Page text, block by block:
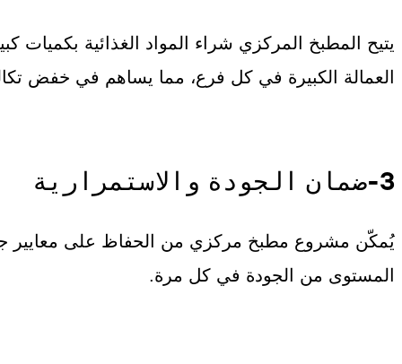
يتيح المطبخ المركزي شراء المواد الغذائية
العمالة الكبيرة في كل فرع، مما يساهم في خفض
3-ضمان الجودة والاستمرارية
يُمكّن مشروع مطبخ مركزي من الحفاظ على معايير
المستوى من الجودة في كل مرة.